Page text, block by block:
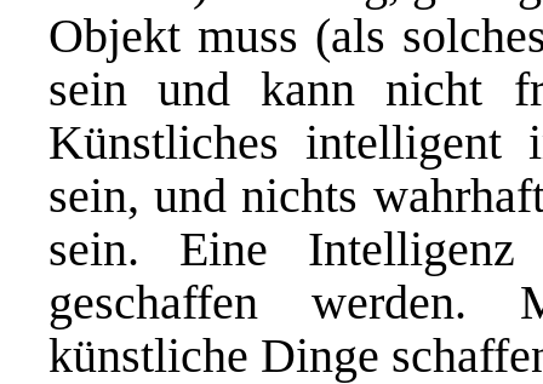
Objekt muss (als
sein und kann nicht
Künstliches intelligent
sein, und nichts
sein. Eine
geschaffen werden.
künstliche Dinge